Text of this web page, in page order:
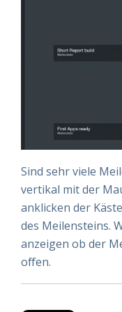
Sind sehr viele
vertikal mit der
anklicken der
des Meilensteins.
anzeigen ob der
offen.